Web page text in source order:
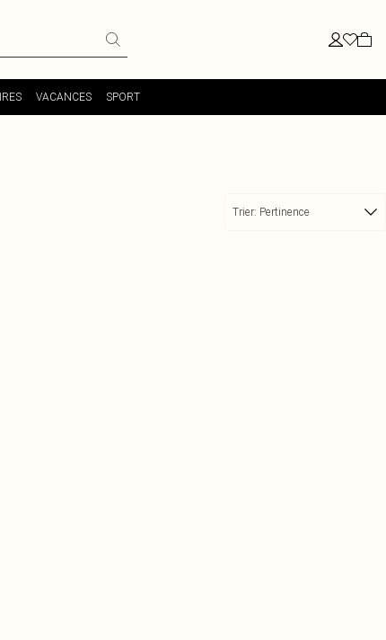
VACANCES SPORT
Trier: Pertinence